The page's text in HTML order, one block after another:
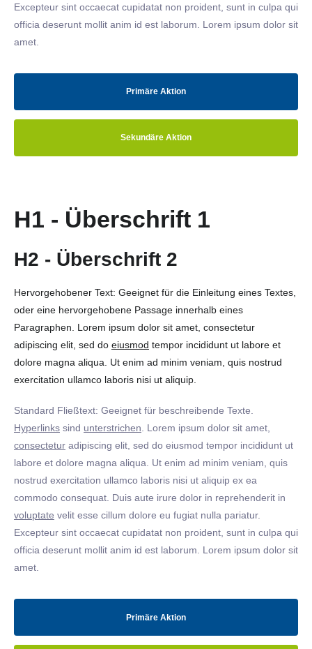
Excepteur sint occaecat cupidatat non proident, sunt in culpa qui
officia deserunt mollit anim id est laborum. Lorem ipsum dolor sit
amet.
Primäre Aktion
Sekundäre Aktion
H1 - Überschrift 1
H2 - Überschrift 2
Hervorgehobener Text: Geeignet für die Einleitung eines Textes,
oder eine hervorgehobene Passage innerhalb eines
Paragraphen. Lorem ipsum dolor sit amet, consectetur
adipiscing elit, sed do eiusmod tempor incididunt ut labore et
dolore magna aliqua. Ut enim ad minim veniam, quis nostrud
exercitation ullamco laboris nisi ut aliquip.
Standard Fließtext: Geeignet für beschreibende Texte.
Hyperlinks sind unterstrichen . Lorem ipsum dolor sit amet,
consectetur adipiscing elit, sed do eiusmod tempor incididunt ut
labore et dolore magna aliqua. Ut enim ad minim veniam, quis
nostrud exercitation ullamco laboris nisi ut aliquip ex ea
commodo consequat. Duis aute irure dolor in reprehenderit in
voluptate velit esse cillum dolore eu fugiat nulla pariatur.
Excepteur sint occaecat cupidatat non proident, sunt in culpa qui
officia deserunt mollit anim id est laborum. Lorem ipsum dolor sit
amet.
Primäre Aktion